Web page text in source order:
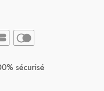
sécurisé